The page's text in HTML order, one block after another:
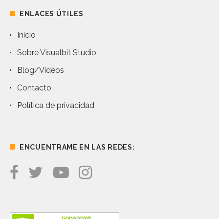
ENLACES ÚTILES
Inicio
Sobre Visualbit Studio
Blog/Videos
Contacto
Política de privacidad
ENCUENTRAME EN LAS REDES: